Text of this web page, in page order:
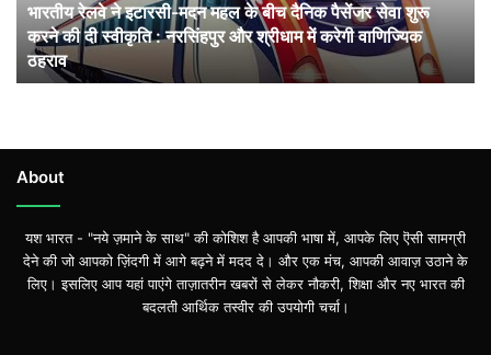
बीच
दैनिक
पैसेंजर
सेवा
की
दी
नरसिंहपुर
और
श्रीधाम
भारतीय रेलवे ने इटारसी-मदन महल के बीच दैनिक पैसेंजर सेवा शुरू
करने की दी स्वीकृति : नरसिंहपुर और श्रीधाम में करेगी वाणिज्यिक
ठहराव
About
यश भारत - "नये ज़माने के साथ" की कोशिश है आपकी भाषा में, आपके लिए ऎसी सामग्री
देने की जो आपको ज़िंदगी में आगे बढ़ने में मदद दे। और एक मंच, आपकी आवाज़ उठाने के
लिए। इसलिए आप यहां पाएंगे ताज़ातरीन खबरों से लेकर नौकरी, शिक्षा और नए भारत की
बदलती आर्थिक तस्वीर की उपयोगी चर्चा।